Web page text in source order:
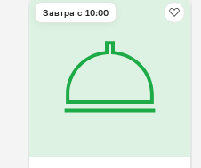
Завтра c 10:00